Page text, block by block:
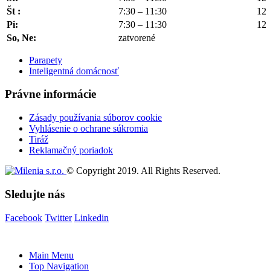
Št :
7:30 – 11:30
Pi:
7:30 – 11:30
So, Ne:
zatvorené
Parapety
Inteligentná domácnosť
Právne informácie
Zásady používania súborov cookie
Vyhlásenie o ochrane súkromia
Tiráž
Reklamačný poriadok
© Copyright 2019. All Rights Reserved.
Sledujte nás
Facebook Twitter Linkedin
Main Menu
Top Navigation